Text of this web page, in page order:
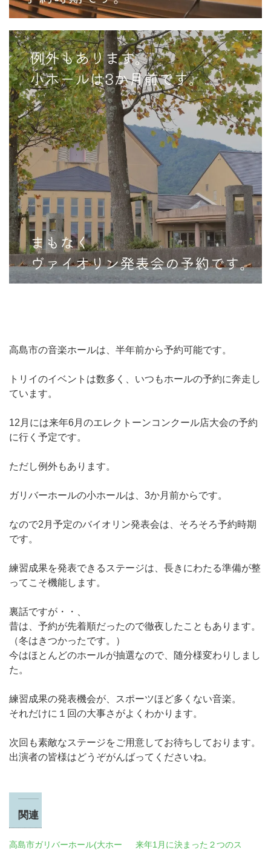
高島市の音楽ホールは、半年前から予約可能です。
トリイのイベントは数多く、いつもホールの予約に奔走し
ています。
12月には来年6月のエレクトーンコンクール店大会の予約
に行く予定です。
ただし例外もあります。
ガリバーホールの小ホールは、3か月前からです。
なので2月予定のバイオリン発表会は、そろそろ予約時期
です。
練習成果を発表できるステージは、長きにわたる準備が整
ってこそ機能します。
裏話ですが・・、
昔は、予約が先着順だったので徹夜したこともあります。
（冬はきつかったです。）
今はほとんどのホールが抽選なので、随分様変わりしまし
た。
練習成果の発表機会が、スポーツほど多くない音楽。
それだけに１回の大事さがよくわかります。
次回も素敵なステージをご用意してお待ちしております。
出演者の皆様はどうぞがんばってくださいね。
関連
高島市ガリバーホール(大ホー
来年1月に決まった２つのス